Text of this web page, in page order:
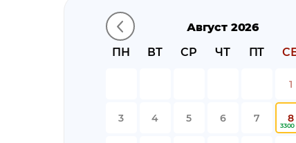
Август 2026
ПН
ВТ СР ЧТ ПТ
1
3 4 5 6 7 8